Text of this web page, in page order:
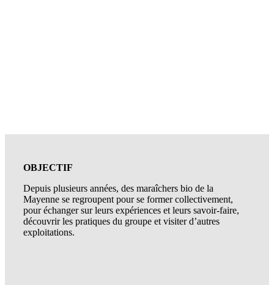
OBJECTIF
Depuis plusieurs années, des maraîchers bio de la
Mayenne se regroupent pour se former collectivement,
pour échanger sur leurs expériences et leurs savoir-faire,
découvrir les pratiques du groupe et visiter d’autres
exploitations.